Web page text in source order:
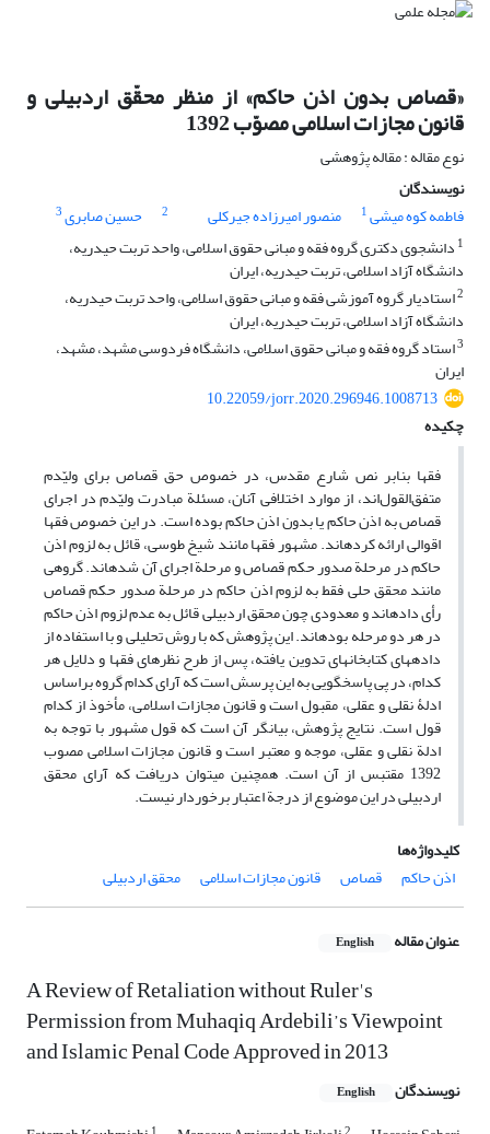
«قصاص بدون اذن حاکم» از منظر محقّق اردبیلی و
قانون مجازات اسلامی مصوّب 1392
نوع مقاله : مقاله پژوهشی
نویسندگان
فاطمه کوه میشی1 منصور امیرزاده جیرکلی 2 حسین صابری3
1 دانشجوی دکتری گروه فقه و مبانی حقوق اسلامی، واحد تربت حیدریه،
دانشگاه آزاد اسلامی، تربت حیدریه، ایران
2استادیار گروه آموزشی فقه و مبانی حقوق اسلامی، واحد تربت حیدریه،
دانشگاه آزاد اسلامی، تربت حیدریه، ایران
3استاد گروه فقه و مبانی حقوق اسلامی، دانشگاه فردوسی مشهد، مشهد،
ایران
10.22059/jorr.2020.296946.1008713
چکیده
فقها بنابر نص شارع مقدس، در خصوص حق قصاص برای ولیّ‎دم
متفق‌القول‌اند، از موارد اختلافی آنان، مسئلة مبادرت ولیّ‏دم در اجرای
قصاص به اذن حاکم یا بدون اذن حاکم بوده است. در این خصوص فقها
اقوالی ارائه کرده‏اند. مشهور فقها مانند شیخ طوسی، قائل به لزوم اذن
حاکم در مرحلة صدور حکم قصاص و مرحلة اجرای آن شده‏اند. گروهی
مانند محقق حلی فقط به لزوم اذن حاکم در مرحلة صدور حکم قصاص
رأی داده‏اند و معدودی چون محقق اردبیلی قائل به عدم لزوم اذن حاکم
در هر دو مرحله بوده‏اند. این پژوهش که با روش تحلیلی و با استفاده از
داده‎های کتابخانه‏ای تدوین یافته، پس از طرح نظرهای فقها و دلایل هر
کدام، در پی پاسخگویی به این پرسش است که آرای کدام گروه براساس
ادلۀ نقلی و عقلی، مقبول است و قانون مجازات اسلامی، مأخوذ از کدام
قول است. نتایج پژوهش، بیانگر آن است که قول مشهور با توجه به
ادلة نقلی و عقلی، موجه و معتبر است و قانون مجازات اسلامی مصوب
1392 مقتبس از آن است. همچنین می‏توان دریافت که آرای محقق
اردبیلی در این موضوع از درجة اعتبار برخوردار نیست.
کلیدواژه‌ها
اذن حاکم
قصاص قانون مجازات اسلامی محقق اردبیلی
عنوان مقاله English
A Review of Retaliation without Ruler's
Permission from Muhaqiq Ardebili’s Viewpoint
and Islamic Penal Code Approved in 2013
نویسندگان English